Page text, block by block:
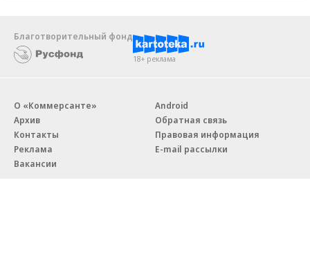
Благотворительный фонд
18+ реклама
О «Коммерсанте»
Архив
Контакты
Реклама
Вакансии
Android
Обратная связь
Правовая информация
E-mail рассылки